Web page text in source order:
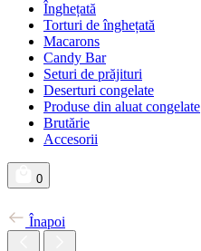
Înghețată
Torturi de înghețată
Macarons
Candy Bar
Seturi de prăjituri
Deserturi congelate
Produse din aluat congelate
Brutărie
Accesorii
0
Înapoi